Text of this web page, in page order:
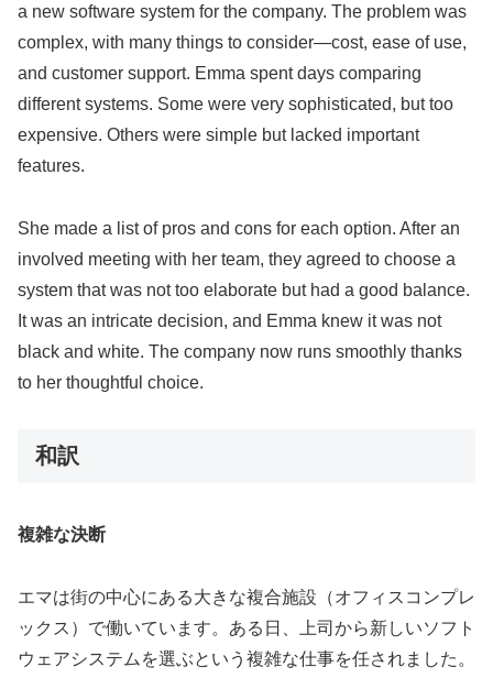
a new software system for the company. The problem was
complex, with many things to consider—cost, ease of use,
and customer support. Emma spent days comparing
different systems. Some were very sophisticated, but too
expensive. Others were simple but lacked important
features.
She made a list of pros and cons for each option. After an
involved meeting with her team, they agreed to choose a
system that was not too elaborate but had a good balance.
It was an intricate decision, and Emma knew it was not
black and white. The company now runs smoothly thanks
to her thoughtful choice.
和訳
複雑な決断
エマは街の中心にある大きな複合施設（オフィスコンプレ
ックス）で働いています。ある日、上司から新しいソフト
ウェアシステムを選ぶという複雑な仕事を任されました。